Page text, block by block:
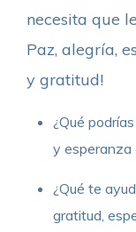
necesita que
Paz, alegría,
y gratitud!
¿Qué
y esperanza
¿Qué te
gratitud,